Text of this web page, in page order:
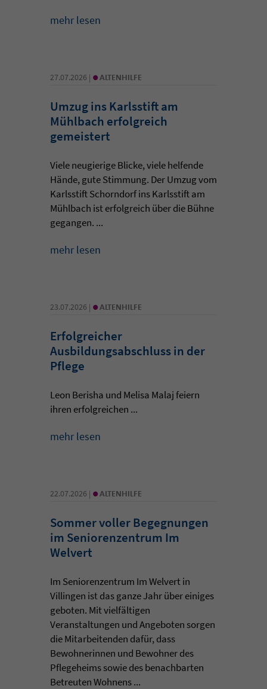
mehr lesen
27.07.2026 | • ALTENHILFE
Umzug ins Karlsstift am
Mühlbach erfolgreich
gemeistert
Viele neugierige Blicke, viele helfende
Hände, gute Stimmung. Der Umzug vom
Karlsstift Schorndorf ins Karlsstift am
Mühlbach ist erfolgreich über die Bühne
gegangen. ...
mehr lesen
23.07.2026 | • ALTENHILFE
Erfolgreicher
Ausbildungsabschluss in der
Pflege
Leon Berisha und Melisa Malaj feiern
ihren erfolgreichen ...
mehr lesen
22.07.2026 | • ALTENHILFE
Sommer voller Begegnungen
im Seniorenzentrum Im
Welvert
Im Seniorenzentrum Im Welvert in
Villingen ist das ganze Jahr über einiges
geboten. Mit vielfältigen
Veranstaltungen und Angeboten sorgen
die Mitarbeitenden dafür, dass
Bewohnerinnen und Bewohner des
Pflegeheims sowie des benachbarten
Betreuten Wohnens ...